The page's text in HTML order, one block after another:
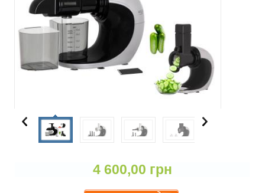
4 600,00 грн